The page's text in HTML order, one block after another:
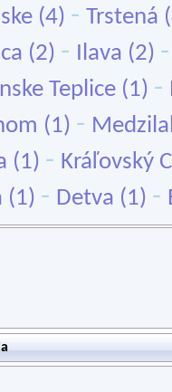
(4) - Trstená
(2) - Ilava (2)
Teplice (1) -
(1) -
(1) - Kráľovský
(1) - Detva (1) -